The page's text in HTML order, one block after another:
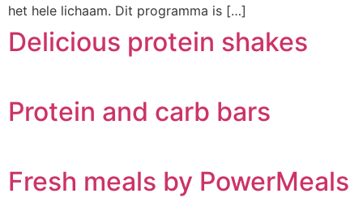
het hele lichaam. Dit programma is […]
Delicious protein shakes
Protein and carb bars
Fresh meals by PowerMeals